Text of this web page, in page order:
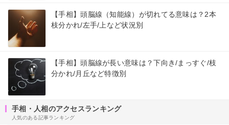
【手相】頭脳線（知能線）が切れてる意味は？2本
枝分かれ/左手/上など状況別
【手相】頭脳線が長い意味は？下向き/まっすぐ/枝
分かれ/月丘など特徴別
手相・人相のアクセスランキング
人気のある記事ランキング